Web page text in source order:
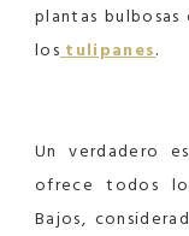
plantas
los tulipanes.
Un verdadero
ofrece todos
Bajos,